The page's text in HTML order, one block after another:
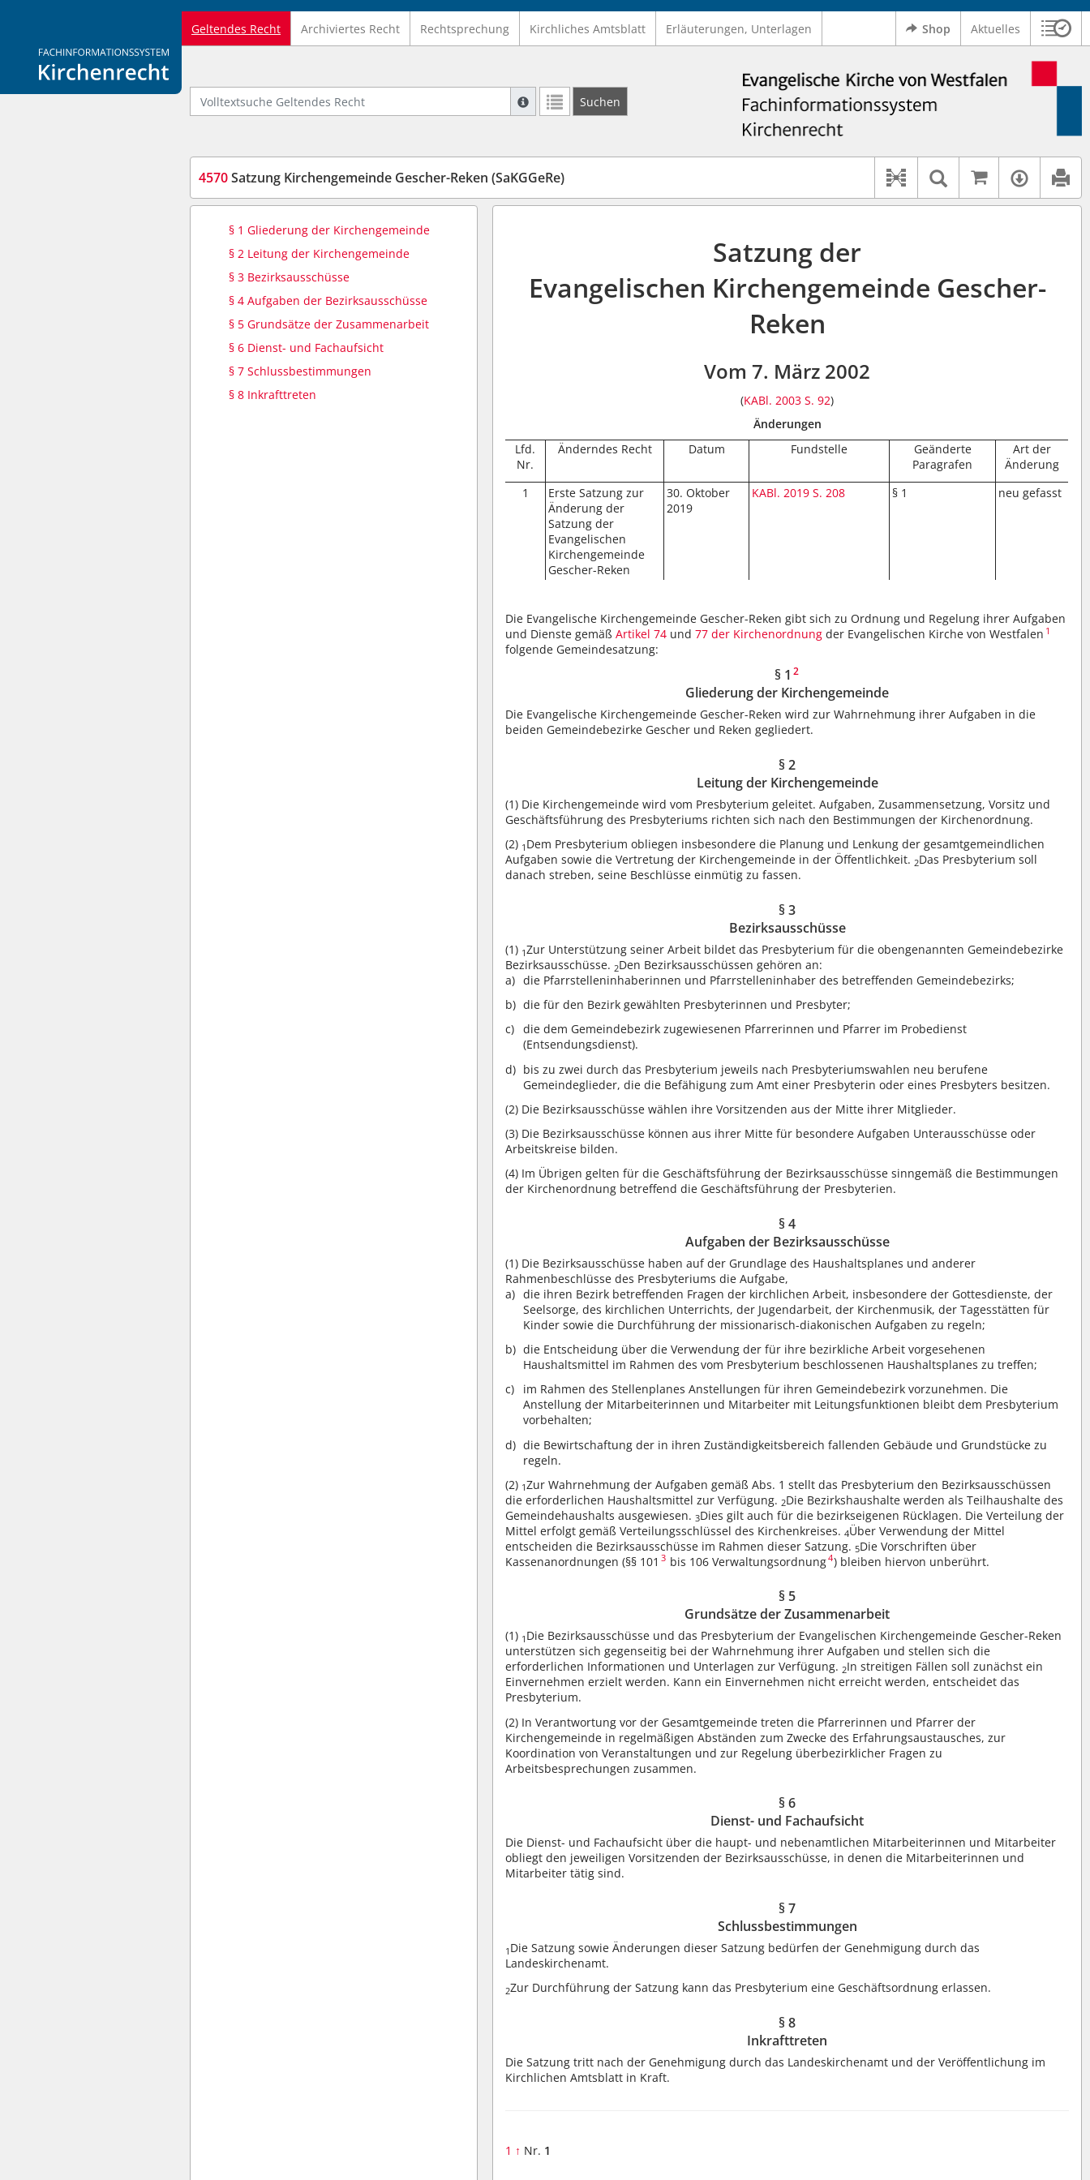
Logo Fachinformationssystem Kirchenrecht
Geltendes Recht Archiviertes Recht Rechtsprechung Kirchliches Amtsblatt Erläuterungen, Unterlagen Shop Aktuelles
Volltextsuche Geltendes Recht
Suche mit Platzhalter "*", Bsp. Pfarrer*, findet auch: "Pfarrerinitiative" oder "Pfarrerausschuss".
Weitere Suchoperatoren finden Sie in unserer Hilfe.
Suchen
4570Satzung Kirchengemeinde Gescher-Reken (SaKGGeRe)
Dokument-Beziehungen
Textsuche im
Auf
§ 1 Gliederung der Kirchengemeinde
§ 2 Leitung der Kirchengemeinde
§ 3 Bezirksausschüsse
§ 4 Aufgaben der Bezirksausschüsse
§ 5 Grundsätze der Zusammenarbeit
§ 6 Dienst- und Fachaufsicht
§ 7 Schlussbestimmungen
§ 8 Inkrafttreten
Satzung der
Evangelischen Kirchengemeinde Gescher-
Reken
Vom 7. März 2002
(KABl. 2003 S. 92)
Änderungen
Lfd.
Nr.
Änderndes Recht Datum Fundstelle
Geänderte
Paragrafen
Art der
Änderung
1
Erste Satzung zur
Änderung der
Satzung der
Evangelischen
Kirchengemeinde
Gescher-Reken
30. Oktober
2019
KABl. 2019 S. 208 § 1 neu gefasst
Die Evangelische Kirchengemeinde Gescher-Reken gibt sich zu Ordnung und Regelung ihrer Aufgaben
und Dienste gemäßArtikel 74 und77 der Kirchenordnung der Evangelischen Kirche von Westfalen 1
folgende Gemeindesatzung:
§ 1 2
Gliederung der Kirchengemeinde
Die Evangelische Kirchengemeinde Gescher-Reken wird zur Wahrnehmung ihrer Aufgaben in die
beiden Gemeindebezirke Gescher und Reken gegliedert.
§ 2
Leitung der Kirchengemeinde
(1) Die Kirchengemeinde wird vom Presbyterium geleitet. Aufgaben, Zusammensetzung, Vorsitz und
Geschäftsführung des Presbyteriums richten sich nach den Bestimmungen der Kirchenordnung.
(2) 1 Dem Presbyterium obliegen insbesondere die Planung und Lenkung der gesamtgemeindlichen
Aufgaben sowie die Vertretung der Kirchengemeinde in der Öffentlichkeit. 2Das Presbyterium soll
danach streben, seine Beschlüsse einmütig zu fassen.
§ 3
Bezirksausschüsse
(1) 1Zur Unterstützung seiner Arbeit bildet das Presbyterium für die obengenannten Gemeindebezirke
Bezirksausschüsse. 2Den Bezirksausschüssen gehören an:
die Pfarrstelleninhaberinnen und Pfarrstelleninhaber des betreffenden Gemeindebezirks;
die für den Bezirk gewählten Presbyterinnen und Presbyter;
die dem Gemeindebezirk zugewiesenen Pfarrerinnen und Pfarrer im Probedienst
(Entsendungsdienst).
bis zu zwei durch das Presbyterium jeweils nach Presbyteriumswahlen neu berufene
Gemeindeglieder, die die Befähigung zum Amt einer Presbyterin oder eines Presbyters besitzen.
(2) Die Bezirksausschüsse wählen ihre Vorsitzenden aus der Mitte ihrer Mitglieder.
(3) Die Bezirksausschüsse können aus ihrer Mitte für besondere Aufgaben Unterausschüsse oder
Arbeitskreise bilden.
(4) Im Übrigen gelten für die Geschäftsführung der Bezirksausschüsse sinngemäß die Bestimmungen
der Kirchenordnung betreffend die Geschäftsführung der Presbyterien.
§ 4
Aufgaben der Bezirksausschüsse
(1) Die Bezirksausschüsse haben auf der Grundlage des Haushaltsplanes und anderer
Rahmenbeschlüsse des Presbyteriums die Aufgabe,
die ihren Bezirk betreffenden Fragen der kirchlichen Arbeit, insbesondere der Gottesdienste, der
Seelsorge, des kirchlichen Unterrichts, der Jugendarbeit, der Kirchenmusik, der Tagesstätten für
Kinder sowie die Durchführung der missionarisch-diakonischen Aufgaben zu regeln;
die Entscheidung über die Verwendung der für ihre bezirkliche Arbeit vorgesehenen
Haushaltsmittel im Rahmen des vom Presbyterium beschlossenen Haushaltsplanes zu treffen;
im Rahmen des Stellenplanes Anstellungen für ihren Gemeindebezirk vorzunehmen. Die
Anstellung der Mitarbeiterinnen und Mitarbeiter mit Leitungsfunktionen bleibt dem Presbyterium
vorbehalten;
die Bewirtschaftung der in ihren Zuständigkeitsbereich fallenden Gebäude und Grundstücke zu
regeln.
(2) 1Zur Wahrnehmung der Aufgaben gemäß Abs. 1 stellt das Presbyterium den Bezirksausschüssen
die erforderlichen Haushaltsmittel zur Verfügung. 2Die Bezirkshaushalte werden als Teilhaushalte des
Gemeindehaushalts ausgewiesen.3Dies gilt auch für die bezirkseigenen Rücklagen. Die Verteilung der
Mittel erfolgt gemäß Verteilungsschlüssel des Kirchenkreises.4Über Verwendung der Mittel
entscheiden die Bezirksausschüsse im Rahmen dieser Satzung. 5Die Vorschriften über
Kassenanordnungen (§§ 101 3 bis 106 Verwaltungsordnung4) bleiben hiervon unberührt.
§ 5
Grundsätze der Zusammenarbeit
(1) 1 Die Bezirksausschüsse und das Presbyterium der Evangelischen Kirchengemeinde Gescher-Reken
unterstützen sich gegenseitig bei der Wahrnehmung ihrer Aufgaben und stellen sich die
erforderlichen Informationen und Unterlagen zur Verfügung. 2In streitigen Fällen soll zunächst ein
Einvernehmen erzielt werden. Kann ein Einvernehmen nicht erreicht werden, entscheidet das
Presbyterium.
(2) In Verantwortung vor der Gesamtgemeinde treten die Pfarrerinnen und Pfarrer der
Kirchengemeinde in regelmäßigen Abständen zum Zwecke des Erfahrungsaustausches, zur
Koordination von Veranstaltungen und zur Regelung überbezirklicher Fragen zu
Arbeitsbesprechungen zusammen.
§ 6
Dienst- und Fachaufsicht
Die Dienst- und Fachaufsicht über die haupt- und nebenamtlichen Mitarbeiterinnen und Mitarbeiter
obliegt den jeweiligen Vorsitzenden der Bezirksausschüsse, in denen die Mitarbeiterinnen und
Mitarbeiter tätig sind.
§ 7
Schlussbestimmungen
1 Die Satzung sowie Änderungen dieser Satzung bedürfen der Genehmigung durch das
Landeskirchenamt.
2Zur Durchführung der Satzung kann das Presbyterium eine Geschäftsordnung erlassen.
§ 8
Inkrafttreten
Die Satzung tritt nach der Genehmigung durch das Landeskirchenamt und der Veröffentlichung im
Kirchlichen Amtsblatt in Kraft.
1 ↑ Nr. 1